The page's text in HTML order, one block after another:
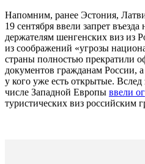
Напомним, ранее Эстония,
19 сентября ввели запрет
держателям шенгенских виз из
из соображений «угрозы
страны полностью прекратили
документов гражданам России,
у кого уже есть открытые.
числе Западной Европы ввели
туристических виз российским